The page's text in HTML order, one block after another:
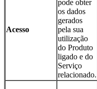
Acesso
pode obter
os dados
gerados
pela sua
utilização
do Produto
ligado e do
Serviço
relacionado.